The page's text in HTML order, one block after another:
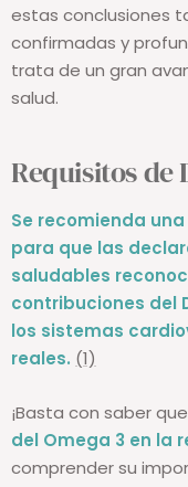
estas conclusiones
confirmadas y
trata de un gran
salud.
Requisitos de
Se recomienda
para que las
saludables
contribuciones del
los sistemas
reales. (1)
¡Basta con saber que
del Omega 3 en la
comprender su